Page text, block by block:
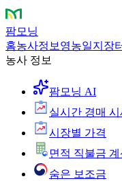
팜모닝
홈농사정보 영농일지 장
농사 정보
팜모닝 AI
실시간 경매 시
시장별 가격
면적 직불금 계
숨은 보조금